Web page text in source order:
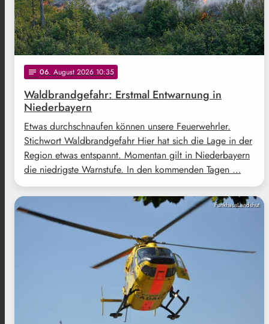
notes 06. August 2026 10:35
Waldbrandgefahr: Erstmal Entwarnung in
Niederbayern
Etwas durchschnaufen können unsere Feuerwehrler.
Stichwort Waldbrandgefahr Hier hat sich die Lage in der
Region etwas entspannt. Momentan gilt in Niederbayern
die niedrigste Warnstufe. In den kommenden Tagen …
FunkhausLandshut